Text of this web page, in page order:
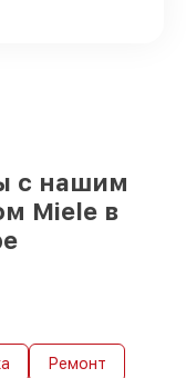
с нашим
Miele в
Ремонт